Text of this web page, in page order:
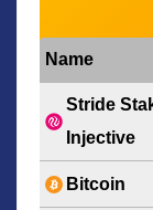
Name
Stride
Injective
Bitcoin